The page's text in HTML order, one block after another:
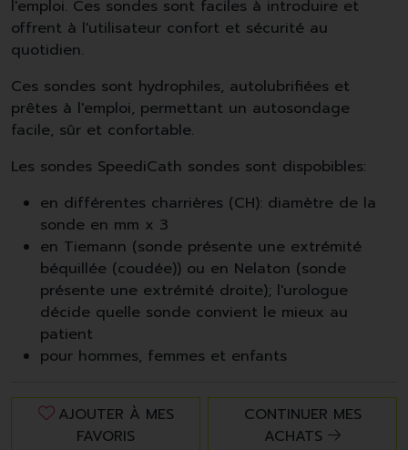
l'emploi. Ces sondes sont faciles à introduire et
offrent à l'utilisateur confort et sécurité au
quotidien.
Ces sondes sont hydrophiles, autolubrifiées et
prêtes à l'emploi, permettant un autosondage
facile, sûr et confortable.
Les sondes SpeediCath sondes sont dispobibles:
en différentes charrières (CH): diamètre de la
sonde en mm x 3
en Tiemann (sonde présente une extrémité
béquillée (coudée)) ou en Nelaton (sonde
présente une extrémité droite); l'urologue
décide quelle sonde convient le mieux au
patient
pour hommes, femmes et enfants
AJOUTER À MES
FAVORIS
CONTINUER MES
ACHATS